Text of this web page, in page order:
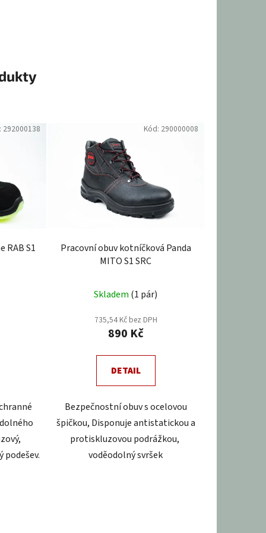
RAB S1
292000138
Pracovní obuv kotníčková Panda
MITO S1 SRC
hodnocení
produktu
je
z
Skladem (1 pár)
735,54 Kč bez DPH
890 Kč
DETAIL
Bezpečnostní obuv s ocelovou
špičkou, Disponuje antistatickou a
protiskluzovou podrážkou,
voděodolný svršek
Kód: 290000008